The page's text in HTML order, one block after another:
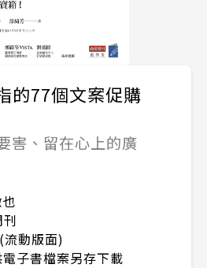
的77個文案促購
害、留在心上的廣
流動版面)
子書檔案另存下載